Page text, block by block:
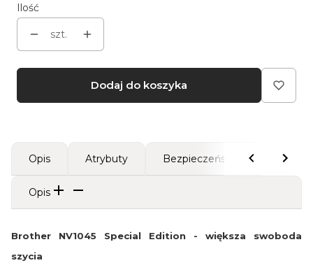
Ilość
szt.
Dodaj do koszyka
Opis Atrybuty Bezpieczeństwo
Opis
Brother NV1045 Special Edition - większa swoboda
szycia